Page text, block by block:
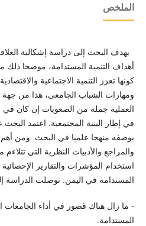
الملخص
يهدف البحث إلى دراسة إشكالية
أهداف التنمية المستدامة، موضحا ذلك
كونها تعزز التنمية الاجتماعية
ومهارات الشباب الجامعي، هذا من
العملية جملة من الصعوبات إن كان في
في إطار البنية المجتمعية. اعتمد
بوصفه منهجا علميا في البحث. ومن أهم
والمراجع والأدبيات النظرية التي
استخدام المؤشرات والتقارير
المستدامة في اليمن. توصلت الدراسة
- ما زال هناك قصور في أداء الجامعات
المستدامة.